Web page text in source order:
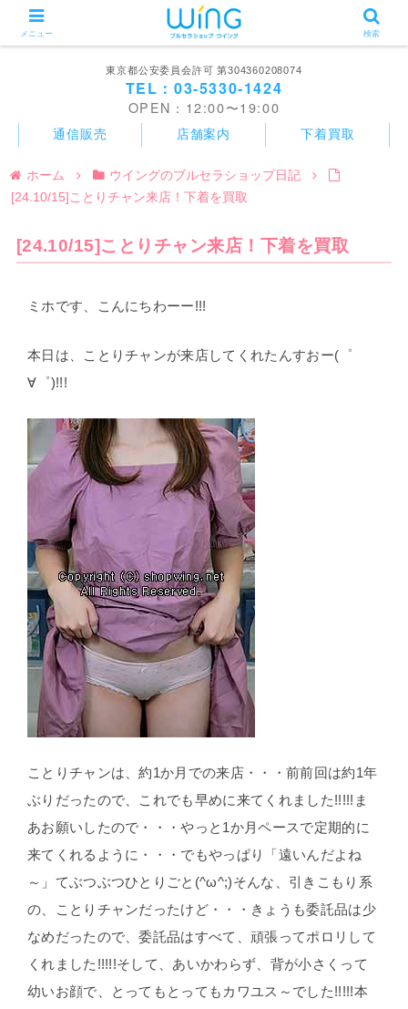
東京都公安委員会許可 第304360208074
TEL：03-5330-1424
OPEN：12:00〜19:00
通信販売 店舗案内 下着買取
ホーム
ウイングのブルセラショップ日記
[24.10/15]ことりチャン来店！下着を買取
[24.10/15]ことりチャン来店！下着を買取
ミホです、こんにちわーー!!!
本日は、ことりチャンが来店してくれたんすおー(゜
∀゜)!!!
ことりチャンは、約1か月での来店・・・前前回は約1年
ぶりだったので、これでも早めに来てくれました!!!!!ま
あお願いしたので・・・やっと1か月ペースで定期的に
来てくれるように・・・でもやっぱり「遠いんだよね
～」てぶつぶつひとりごと(^ω^;)そんな、引きこもり系
の、ことりチャンだったけど・・・きょうも委託品は少
なめだったので、委託品はすべて、頑張ってポロリして
くれました!!!!!そして、あいかわらず、背が小さくって
幼いお顔で、とってもとってもカワユス～でした!!!!!本
メニュー 検索